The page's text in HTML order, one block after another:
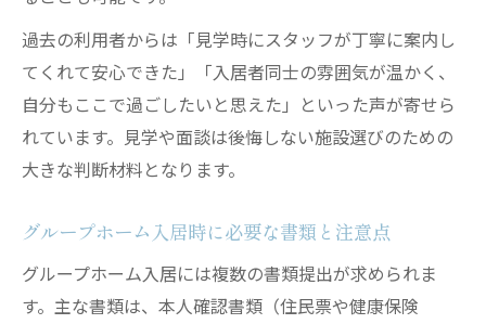
過去の利用者からは「見学時にスタッフが丁寧に案内し
てくれて安心できた」「入居者同士の雰囲気が温かく、
自分もここで過ごしたいと思えた」といった声が寄せら
れています。見学や面談は後悔しない施設選びのための
大きな判断材料となります。
グループホーム入居時に必要な書類と注意点
グループホーム入居には複数の書類提出が求められま
す。主な書類は、本人確認書類（住民票や健康保険